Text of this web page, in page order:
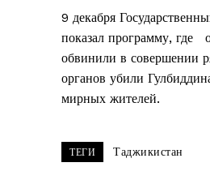
9 декабря
показал программу, где
обвинили в совершении
органов убили
мирных жителей.
ТЕГИ Таджикистан